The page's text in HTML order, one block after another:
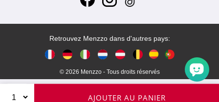
Retrouvez Menzzo dans d'autres pays:
© 2026 Menzzo - Tous droits réservés
AJOUTER AU PANIER